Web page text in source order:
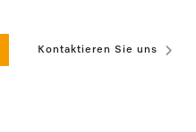
Kontaktieren Sie uns